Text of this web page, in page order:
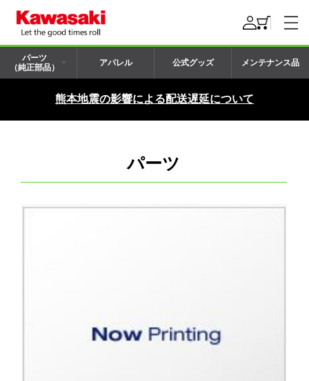
パーツ
（純正部品）
アパレル 公式グッズ メンテナンス品
熊本地震の影響による配送遅延について
パーツ